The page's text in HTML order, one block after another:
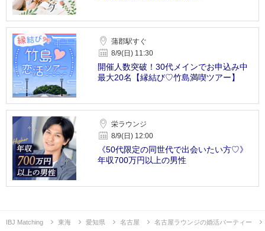
蒲郡駅すぐ
8/9(日) 11:30
開催人数突破！30代メインでお申込み中
最大20名【縁結び♡竹島満喫ツアー】
栄ラウンジ
8/9(日) 12:00
《50代限定の同世代で出会いたい方♡》
年収700万円以上の男性
IBJ Matching 東海 愛知県 名古屋 名古屋ラウンジの婚活パーティー